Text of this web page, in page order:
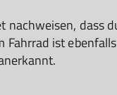
nachweisen, dass
Fahrrad ist